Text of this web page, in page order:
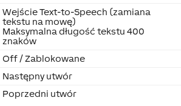
Wejście Text-to-Speech (zamiana
tekstu na mowę)
Maksymalna długość tekstu 400
znaków
Off / Zablokowane
Następny utwór
Poprzedni utwór